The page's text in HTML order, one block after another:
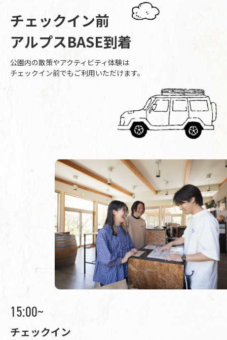
チェックイン前
アルプスBASE到着
公園内の散策やアクティビティ体験は
チェックイン前でもご利用いただけます。
15:00~
チェックイン